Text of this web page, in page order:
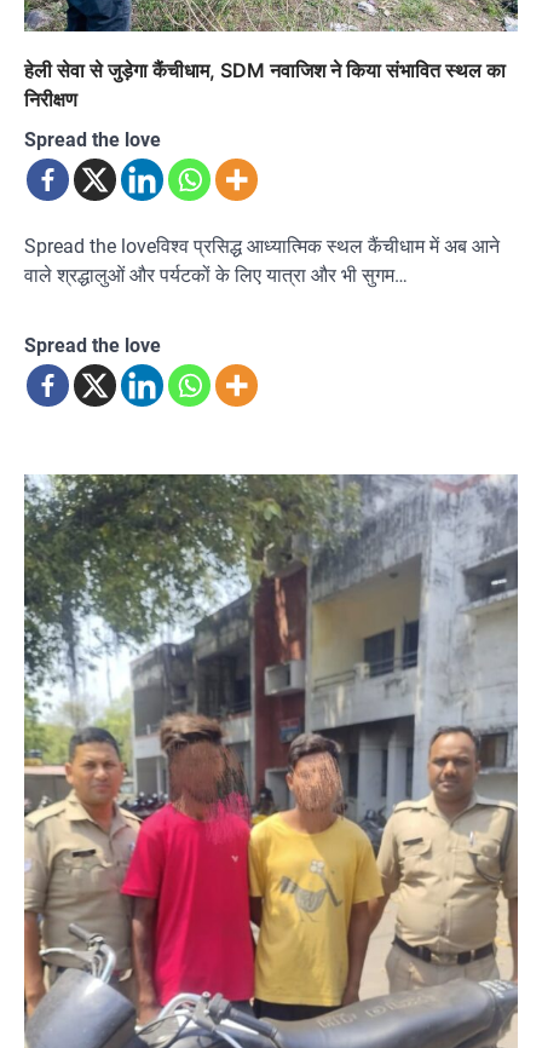
हेली सेवा से जुड़ेगा कैंचीधाम, SDM नवाजिश ने किया संभावित स्थल का
निरीक्षण
Spread the love
Spread the loveविश्व प्रसिद्ध आध्यात्मिक स्थल कैंचीधाम में अब आने
वाले श्रद्धालुओं और पर्यटकों के लिए यात्रा और भी सुगम…
Spread the love